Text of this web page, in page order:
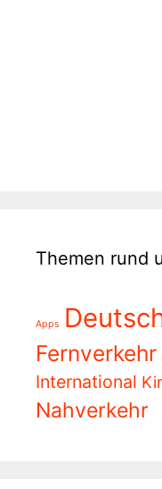
Themen rund
Apps
Fernverkehr
International
Nahverkehr